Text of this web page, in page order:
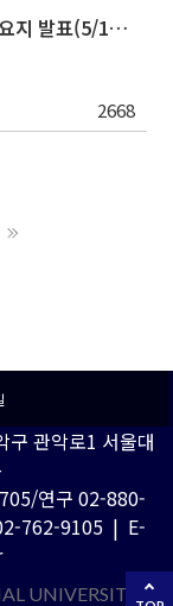
[긴급] 2020학년도 1학기 박사학위 논문요지 발표(5/1) 대상자 신청 안내(4/17까지)
2668
구 관악로1 서울대
연구 02-880-
762-9105 | E-
UNIVERSITY